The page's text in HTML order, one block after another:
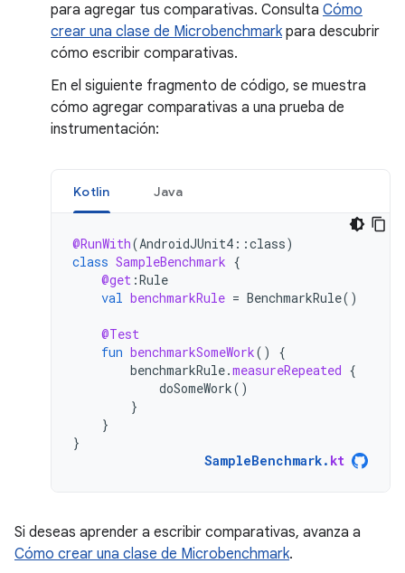
para agregar tus comparativas. Consulta Cómo
crear una clase de Microbenchmarkpara descubrir
cómo escribir comparativas.
En el siguiente fragmento de código, se muestra
cómo agregar comparativas a una prueba de
instrumentación:
Kotlin Java
@RunWith(AndroidJUnit4 ::class)
class SampleBenchmark {
@get :Rule
val benchmarkRule = BenchmarkRule()
@Test
fun benchmarkSomeWork()
{
benchmarkRule.measureRepeated {
doSomeWork()
}
}
}
SampleBenchmark. kt
Si deseas aprender a escribir comparativas, avanza a
Cómo crear una clase de Microbenchmark.